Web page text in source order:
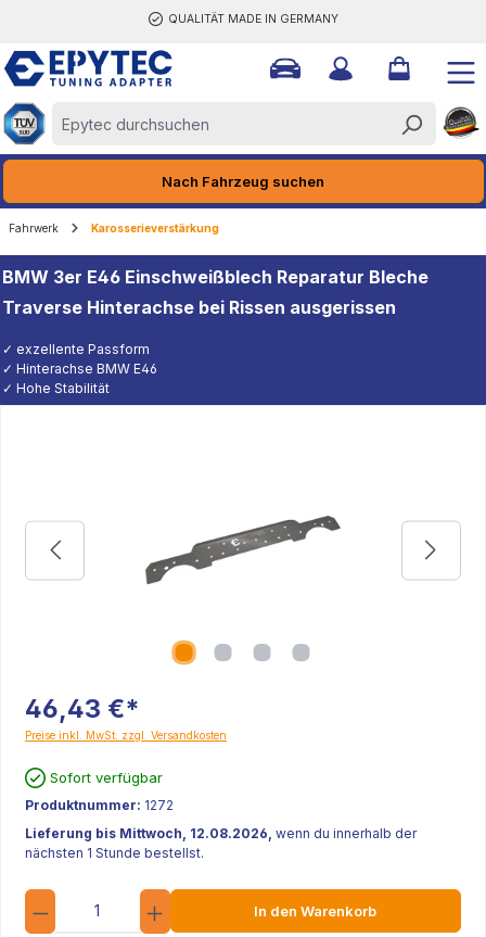
QUALITÄT MADE IN GERMANY
Nach Fahrzeug suchen
Fahrwerk Karosserieverstärkung
BMW 3er E46 Einschweißblech Reparatur Bleche
Traverse Hinterachse bei Rissen ausgerissen
✓ exzellente Passform
✓ Hinterachse BMW E46
✓ Hohe Stabilität
46,43 €*
Preise inkl. MwSt. zzgl. Versandkosten
Sofort verfügbar
Produktnummer: 1272
Lieferung bis Mittwoch, 12.08.2026, wenn du innerhalb der
nächsten 1 Stunde bestellst.
Anzahl
In den Warenkorb